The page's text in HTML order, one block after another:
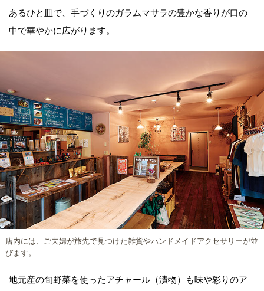
あるひと皿で、手づくりのガラムマサラの豊かな香りが口の
中で華やかに広がります。
店内には、ご夫婦が旅先で見つけた雑貨やハンドメイドアクセサリーが並
びます。
地元産の旬野菜を使ったアチャール（漬物）も味や彩りのア